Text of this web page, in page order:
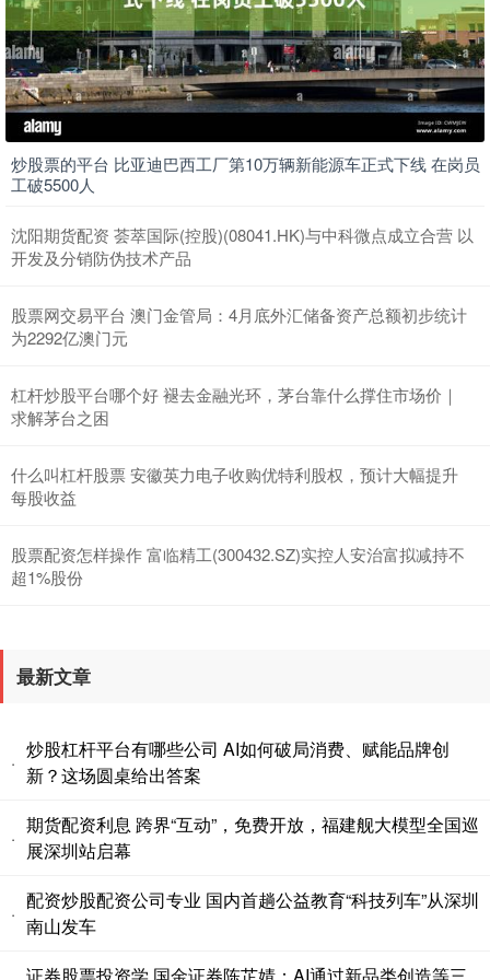
炒股票的平台 比亚迪巴西工厂第10万辆新能源车正式下线 在岗员
工破5500人
沈阳期货配资 荟萃国际(控股)(08041.HK)与中科微点成立合营 以
开发及分销防伪技术产品
股票网交易平台 澳门金管局：4月底外汇储备资产总额初步统计
为2292亿澳门元
杠杆炒股平台哪个好 褪去金融光环，茅台靠什么撑住市场价｜
求解茅台之困
什么叫杠杆股票 安徽英力电子收购优特利股权，预计大幅提升
每股收益
股票配资怎样操作 富临精工(300432.SZ)实控人安治富拟减持不
超1%股份
最新文章
·
炒股杠杆平台有哪些公司 AI如何破局消费、赋能品牌创
新？这场圆桌给出答案
·
期货配资利息 跨界“互动”，免费开放，福建舰大模型全国巡
展深圳站启幕
·
配资炒股配资公司专业 国内首趟公益教育“科技列车”从深圳
南山发车
证券股票投资学 国金证券陈芷婧：AI通过新品类创造等三